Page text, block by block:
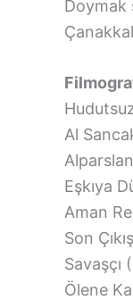
Doymak
Al
Eşkıya
Aman
Son
Savaşçı
Ölene